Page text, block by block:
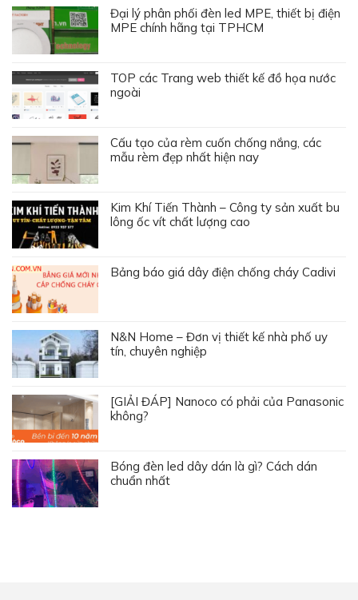
Đại lý phân phối đèn led MPE, thiết bị điện
MPE chính hãng tại TPHCM
TOP các Trang web thiết kế đồ họa nước
ngoài
Cấu tạo của rèm cuốn chống nắng, các
mẫu rèm đẹp nhất hiện nay
Kim Khí Tiến Thành – Công ty sản xuất bu
lông ốc vít chất lượng cao
Bảng báo giá dây điện chống cháy Cadivi
N&N Home – Đơn vị thiết kế nhà phố uy
tín, chuyên nghiệp
[GIẢI ĐÁP] Nanoco có phải của Panasonic
không?
Bóng đèn led dây dán là gì? Cách dán
chuẩn nhất